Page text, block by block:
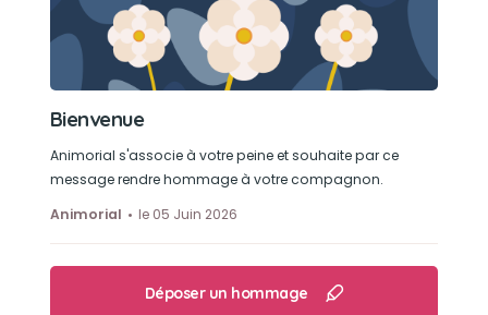
Bienvenue
Animorial s'associe à votre peine et souhaite par ce
message rendre hommage à votre compagnon.
Animorial
le 05 Juin 2026
Déposer un hommage